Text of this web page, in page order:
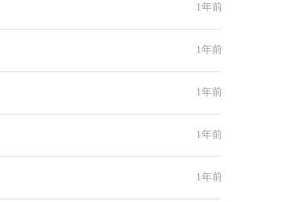
1年前
1年前
1年前
1年前
1年前